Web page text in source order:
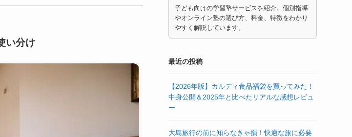
い分け
子ども向けの学習塾サービスを紹介。個別指導
やオンライン塾の選び方、料金、特徴をわかり
やすく解説しています。
最近の投稿
【2026年版】カルディ食品福袋を買ってみた！
中身公開＆2025年と比べたリアルな感想レビュ
ー
大島旅行の前に知らなきゃ損！快適な旅に必要